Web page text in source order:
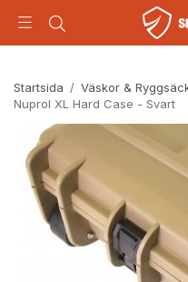
Startsida / Väskor &
Nuprol XL Hard Case - Svart